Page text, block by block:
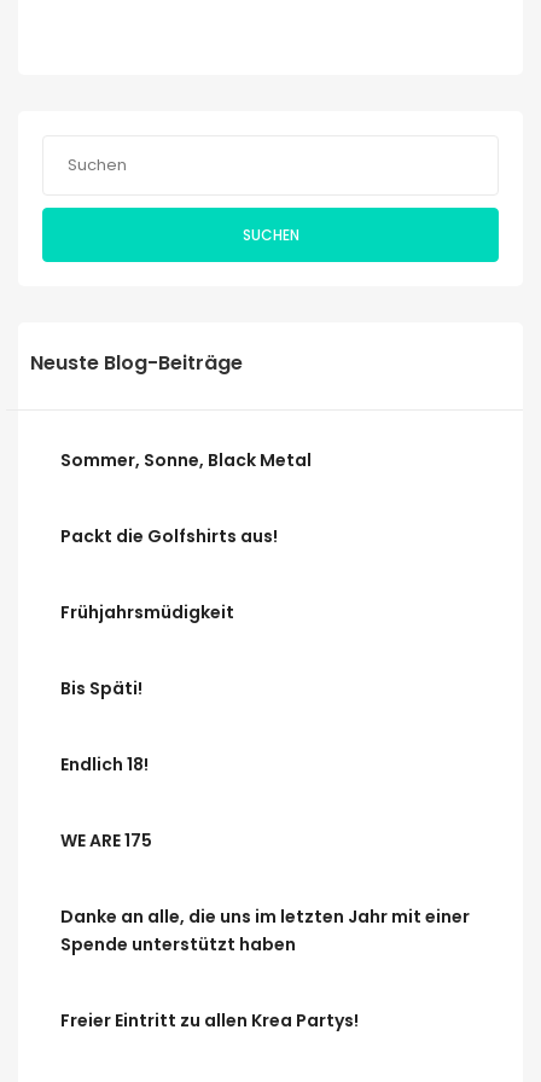
SUCHEN
Neuste Blog-Beiträge
Sommer, Sonne, Black Metal
Packt die Golfshirts aus!
Frühjahrsmüdigkeit
Bis Späti!
Endlich 18!
WE ARE 175
Danke an alle, die uns im letzten Jahr mit einer
Spende unterstützt haben
Freier Eintritt zu allen Krea Partys!